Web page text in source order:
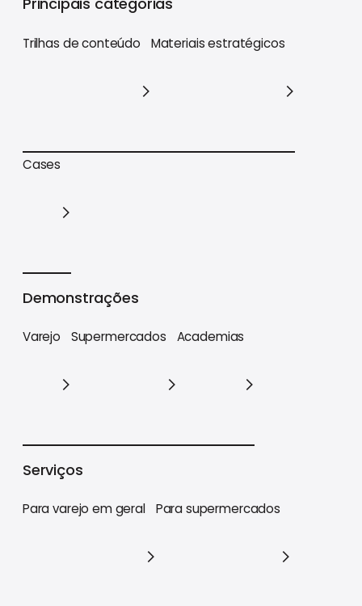
Trilhas de conteúdo
Trilhas de conteúdo
Materiais estratégicos
Cases
Demonstrações
Varejo Supermercados Academias
Serviços
Para varejo em geral Para supermercados